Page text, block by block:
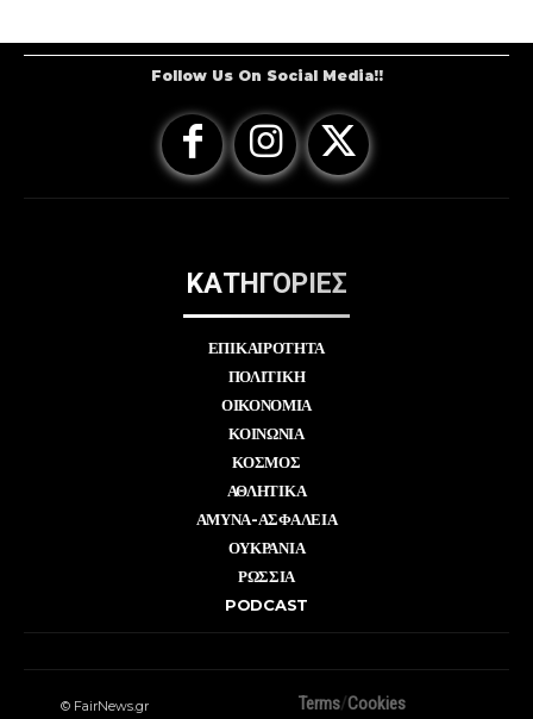
Follow Us On Social Media!!
ΚΑΤΗΓΟΡΙΕΣ
ΕΠΙΚΑΙΡΟΤΗΤΑ
ΠΟΛΙΤΙΚΗ
ΟΙΚΟΝΟΜΙΑ
ΚΟΙΝΩΝΙΑ
ΚΟΣΜΟΣ
ΑΘΛΗΤΙΚΑ
ΑΜΥΝΑ-ΑΣΦΑΛΕΙΑ
ΟΥΚΡΑΝΙΑ
ΡΩΣΣΙΑ
PODCAST
© FairNews.gr Terms/Cookies